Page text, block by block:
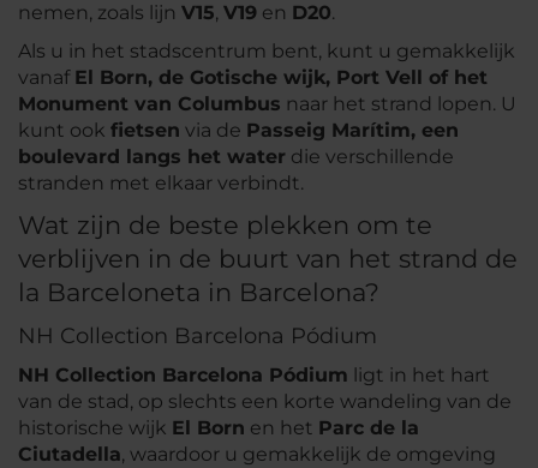
nemen, zoals lijn V15, V19 en D20.
Als u in het stadscentrum bent, kunt u gemakkelijk
vanaf El Born, de Gotische wijk, Port Vell of het
Monument van Columbus naar het strand lopen. U
kunt ook fietsen via de Passeig Marítim, een
boulevard langs het water die verschillende
stranden met elkaar verbindt.
Wat zijn de beste plekken om te
verblijven in de buurt van het strand de
la Barceloneta in Barcelona?
NH Collection Barcelona Pódium
NH Collection Barcelona Pódium ligt in het hart
van de stad, op slechts een korte wandeling van de
historische wijk El Born en het Parc de la
Ciutadella, waardoor u gemakkelijk de omgeving